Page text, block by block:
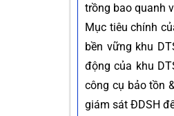
trồng bao quanh
Mục tiêu chính
bền vững khu
động của khu
công cụ bảo tồn
giám sát ĐDSH